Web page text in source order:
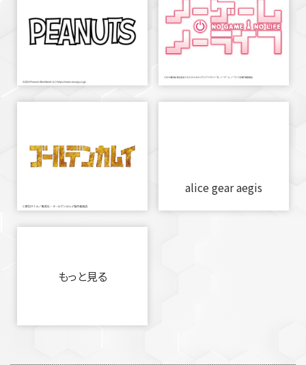
alice gear aegis
もっと見る